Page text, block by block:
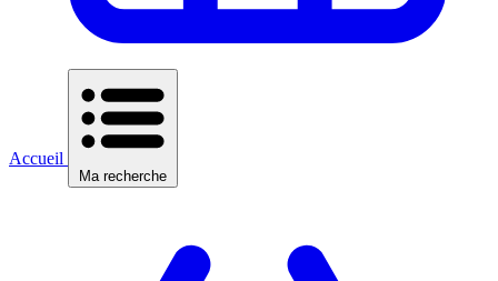
Accueil
Ma recherche